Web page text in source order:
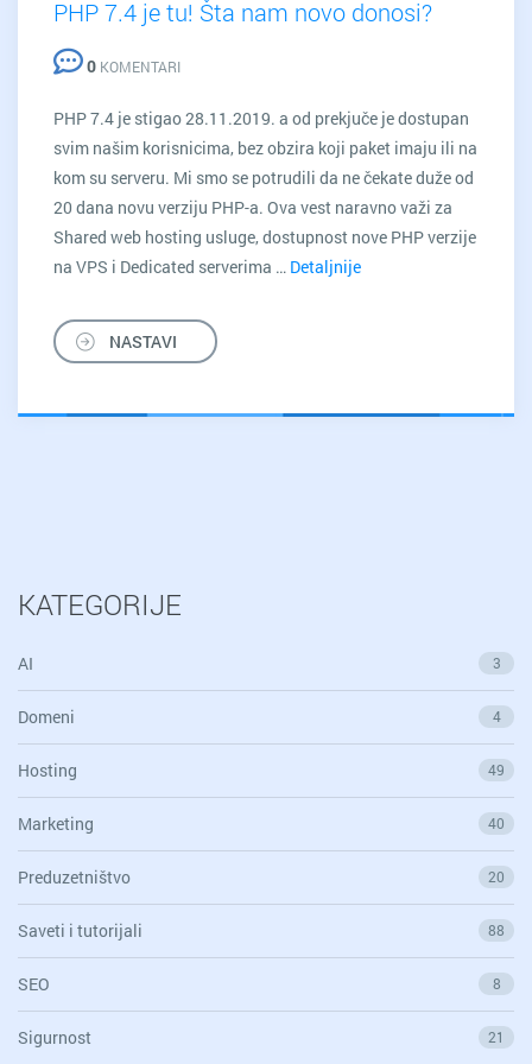
PHP 7.4 je tu! Šta nam novo donosi?
0 KOMENTARI
PHP 7.4 je stigao 28.11.2019. a od prekjuče je dostupan
svim našim korisnicima, bez obzira koji paket imaju ili na
kom su serveru. Mi smo se potrudili da ne čekate duže od
20 dana novu verziju PHP-a. Ova vest naravno važi za
Shared web hosting usluge, dostupnost nove PHP verzije
na VPS i Dedicated serverima … Detaljnije
nam
NASTAVI
KATEGORIJE
AI 3
Domeni 4
Hosting 49
Marketing 40
Preduzetništvo 20
Saveti i tutorijali 88
SEO 8
Sigurnost 21